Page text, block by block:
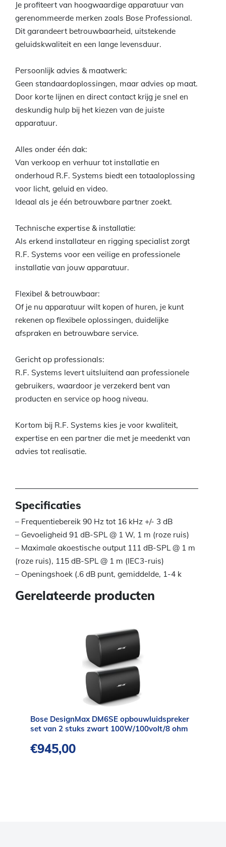
Je profiteert van hoogwaardige apparatuur van
gerenommeerde merken zoals Bose Professional.
Dit garandeert betrouwbaarheid, uitstekende
geluidskwaliteit en een lange levensduur.
Persoonlijk advies & maatwerk:
Geen standaardoplossingen, maar advies op maat.
Door korte lijnen en direct contact krijg je snel en
deskundig hulp bij het kiezen van de juiste
apparatuur.
Alles onder één dak:
Van verkoop en verhuur tot installatie en
onderhoud R.F. Systems biedt een totaaloplossing
voor licht, geluid en video.
Ideaal als je één betrouwbare partner zoekt.
Technische expertise & installatie:
Als erkend installateur en rigging specialist zorgt
R.F. Systems voor een veilige en professionele
installatie van jouw apparatuur.
Flexibel & betrouwbaar:
Of je nu apparatuur wilt kopen of huren, je kunt
rekenen op flexibele oplossingen, duidelijke
afspraken en betrouwbare service.
Gericht op professionals:
R.F. Systems levert uitsluitend aan professionele
gebruikers, waardoor je verzekerd bent van
producten en service op hoog niveau.
Kortom bij R.F. Systems kies je voor kwaliteit,
expertise en een partner die met je meedenkt van
advies tot realisatie.
Specificaties
– Frequentiebereik 90 Hz tot 16 kHz +/- 3 dB
– Gevoeligheid 91 dB-SPL @ 1 W, 1 m (roze ruis)
– Maximale akoestische output 111 dB-SPL @ 1 m
(roze ruis), 115 dB-SPL @ 1 m (IEC3-ruis)
– Openingshoek (.6 dB punt, gemiddelde, 1-4 k
Gerelateerde producten
Bose DesignMax DM6SE opbouwluidspreker
set van 2 stuks zwart 100W/100volt/8 ohm
€945,00